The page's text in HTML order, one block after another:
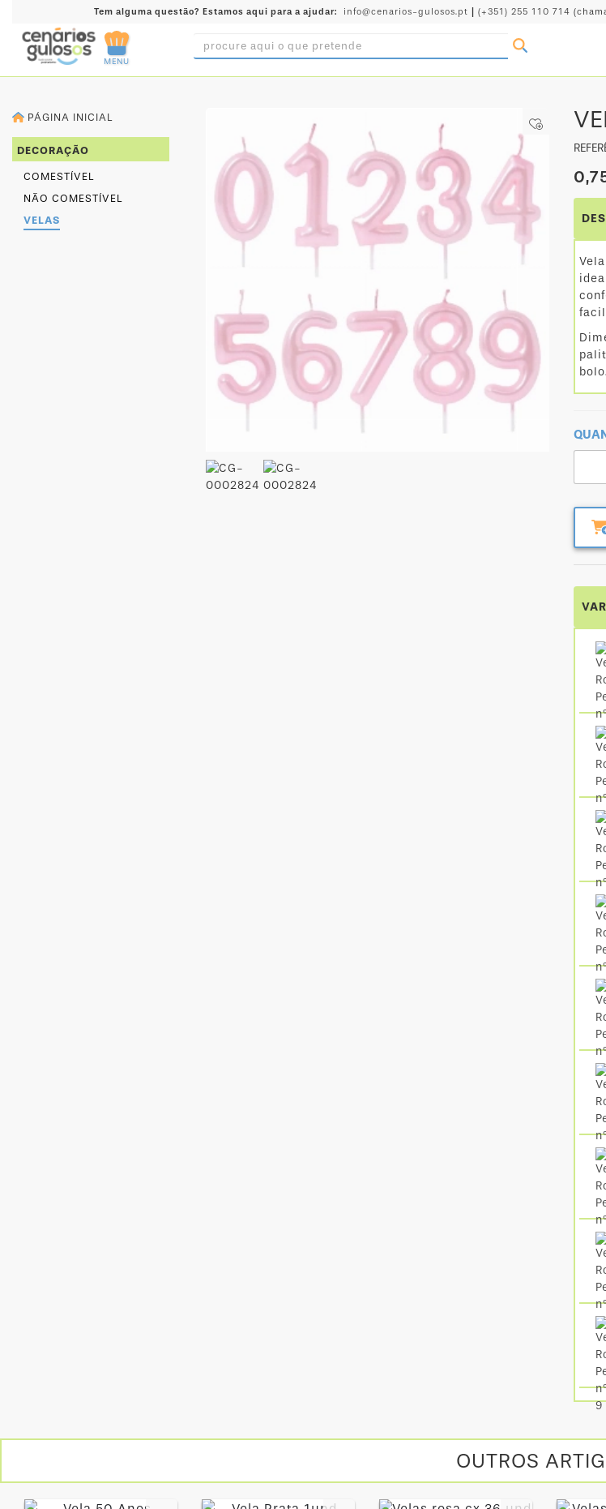
PRONTOS
MOLDES
UTENSÍLIOS
Tem alguma questão? Estamos aqui para a ajudar: info@cenarios-gulosos.pt (+351) 255 110 714
MENU
PÁGINA INICIAL
DECORAÇÃO
COMESTÍVEL
NÃO COMESTÍVEL
VELAS
OUTROS